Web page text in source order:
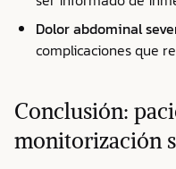
Dolor abdominal
complicaciones que
Conclusión:
monitorización